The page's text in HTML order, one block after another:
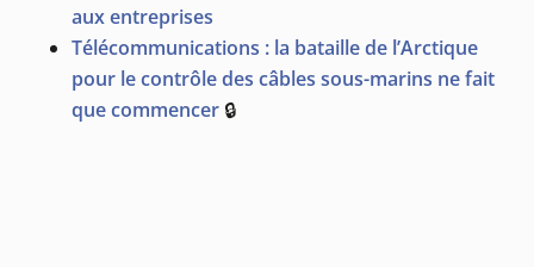
aux entreprises
Télécommunications : la bataille de l’Arctique
pour le contrôle des câbles sous-marins ne fait
que commencer 🔒